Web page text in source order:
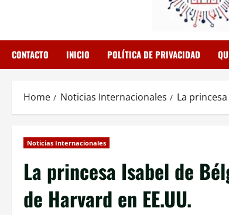
CONTACTO INICIO POLÍTICA DE PRIVACIDAD
Home Noticias Internacionales La
Noticias Internacionales
La princesa Isabel de
de Harvard en EE.UU.